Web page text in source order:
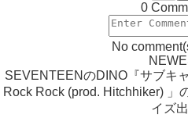
0
No
SEVENTEENのDINO『サブキ
Rock Rock (prod. Hitchhiker)
イズ